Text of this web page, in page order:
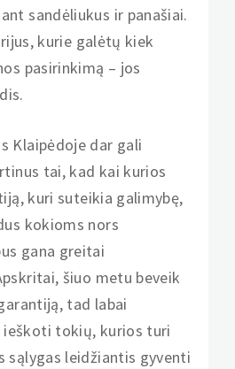
sandėliukus ir panašiai.
kurie galėtų kiek
pasirinkimą – jos
Klaipėdoje dar gali
tai, kad kai kurios
kuri suteikia galimybę,
kokioms nors
gana greitai
šiuo metu beveik
tad labai
ieškoti tokių, kurios turi
sąlygas leidžiantis gyventi